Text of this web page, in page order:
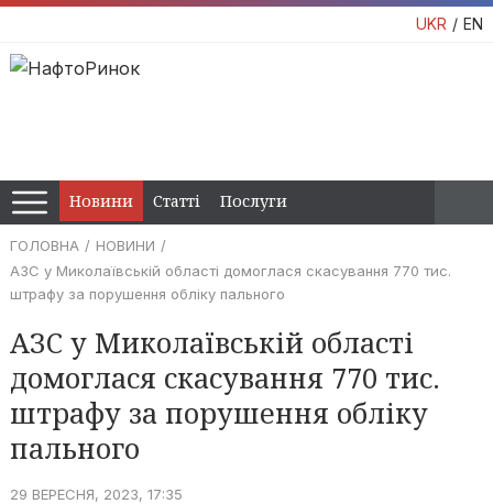
UKR EN
Новини Статті Послуги
ГОЛОВНА
НОВИНИ
АЗС у Миколаївській області домоглася скасування 770 тис.
штрафу за порушення обліку пального
АЗС у Миколаївській області
домоглася скасування 770 тис.
штрафу за порушення обліку
пального
29 ВЕРЕСНЯ, 2023, 17:35